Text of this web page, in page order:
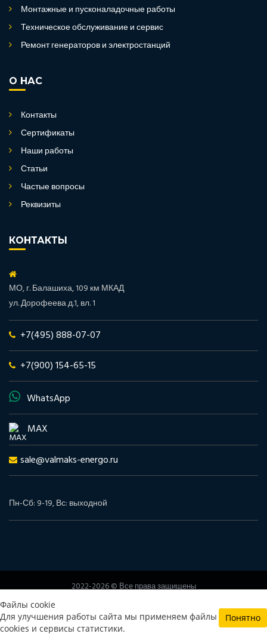
Файлы cookie
Для улучшения работы сайта мы применяем файлы
cookies и сервисы статистики.
Понятно
Монтажные и пусконаладочные работы
Техническое обслуживание и сервис
Ремонт генераторов и электростанций
О НАС
Контакты
Сертификаты
Наши работы
Статьи
Частые вопросы
Реквизиты
КОНТАКТЫ
МО, г. Балашиха, 109 км МКАД
ул. Дорофеева д.1, вл. 1
+7(495) 888-07-07
+7(900) 154-65-15
WhatsApp
MAX
sale@valmaks-energo.ru
Пн-Сб: 9-19, Вс: выходной
2022-2026 © Все права защищены
Политика конфиденциальности
Согласие на обработку
персональных данных